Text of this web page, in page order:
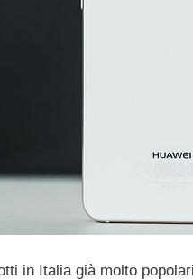
in Italia già molto popolari